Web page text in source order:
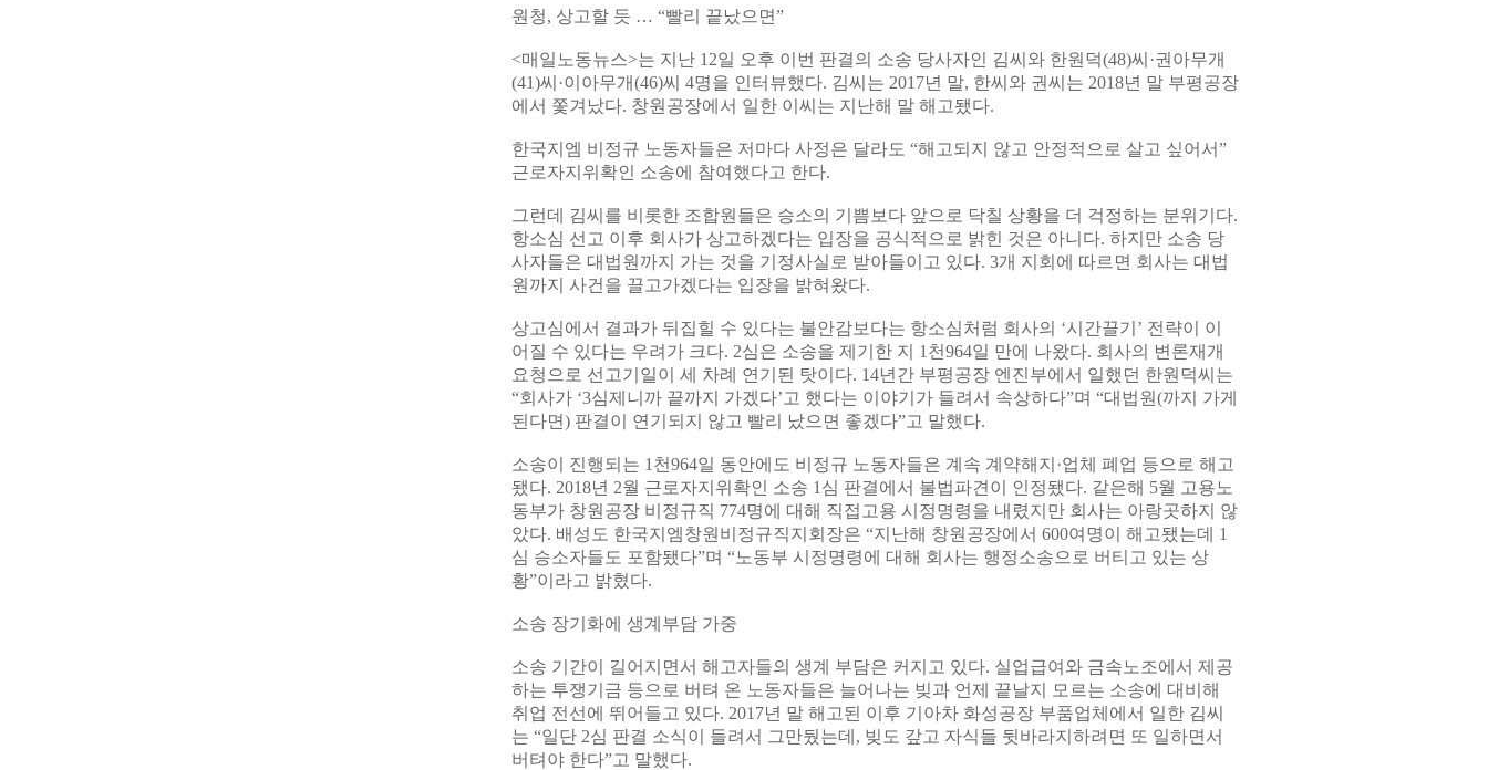
원청, 상고할 듯 … “빨리 끝났으면”
<매일노동뉴스>는 지난 12일 오후 이번 판결의 소송 당사자인 김씨와 한원덕(48)씨·권아무개
(41)씨·이아무개(46)씨 4명을 인터뷰했다. 김씨는 2017년 말, 한씨와 권씨는 2018년 말 부평공장
에서 쫓겨났다. 창원공장에서 일한 이씨는 지난해 말 해고됐다.
한국지엠 비정규 노동자들은 저마다 사정은 달라도 “해고되지 않고 안정적으로 살고 싶어서”
근로자지위확인 소송에 참여했다고 한다.
그런데 김씨를 비롯한 조합원들은 승소의 기쁨보다 앞으로 닥칠 상황을 더 걱정하는 분위기다.
항소심 선고 이후 회사가 상고하겠다는 입장을 공식적으로 밝힌 것은 아니다. 하지만 소송 당
사자들은 대법원까지 가는 것을 기정사실로 받아들이고 있다. 3개 지회에 따르면 회사는 대법
원까지 사건을 끌고가겠다는 입장을 밝혀왔다.
상고심에서 결과가 뒤집힐 수 있다는 불안감보다는 항소심처럼 회사의 ‘시간끌기’ 전략이 이
어질 수 있다는 우려가 크다. 2심은 소송을 제기한 지 1천964일 만에 나왔다. 회사의 변론재개
요청으로 선고기일이 세 차례 연기된 탓이다. 14년간 부평공장 엔진부에서 일했던 한원덕씨는
“회사가 ‘3심제니까 끝까지 가겠다’고 했다는 이야기가 들려서 속상하다”며 “대법원(까지 가게
된다면) 판결이 연기되지 않고 빨리 났으면 좋겠다”고 말했다.
소송이 진행되는 1천964일 동안에도 비정규 노동자들은 계속 계약해지·업체 폐업 등으로 해고
됐다. 2018년 2월 근로자지위확인 소송 1심 판결에서 불법파견이 인정됐다. 같은해 5월 고용노
동부가 창원공장 비정규직 774명에 대해 직접고용 시정명령을 내렸지만 회사는 아랑곳하지 않
았다. 배성도 한국지엠창원비정규직지회장은 “지난해 창원공장에서 600여명이 해고됐는데 1
심 승소자들도 포함됐다”며 “노동부 시정명령에 대해 회사는 행정소송으로 버티고 있는 상
황”이라고 밝혔다.
소송 장기화에 생계부담 가중
소송 기간이 길어지면서 해고자들의 생계 부담은 커지고 있다. 실업급여와 금속노조에서 제공
하는 투쟁기금 등으로 버텨 온 노동자들은 늘어나는 빚과 언제 끝날지 모르는 소송에 대비해
취업 전선에 뛰어들고 있다. 2017년 말 해고된 이후 기아차 화성공장 부품업체에서 일한 김씨
는 “일단 2심 판결 소식이 들려서 그만뒀는데, 빚도 갚고 자식들 뒷바라지하려면 또 일하면서
버텨야 한다”고 말했다.